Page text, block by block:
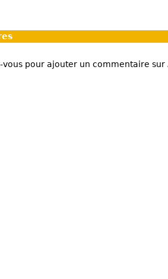
vous pour ajouter un commentaire sur